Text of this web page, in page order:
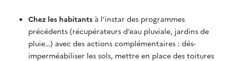
Chez les habitants à l’instar des programmes
précédents (récupérateurs d’eau pluviale, jardins de
pluie…) avec des actions complémentaires : dés-
imperméabiliser les sols, mettre en place des toitures